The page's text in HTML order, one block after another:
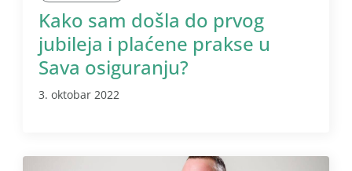
Kako sam došla do prvog
jubileja i plaćene prakse u
Sava osiguranju?
3. oktobar 2022